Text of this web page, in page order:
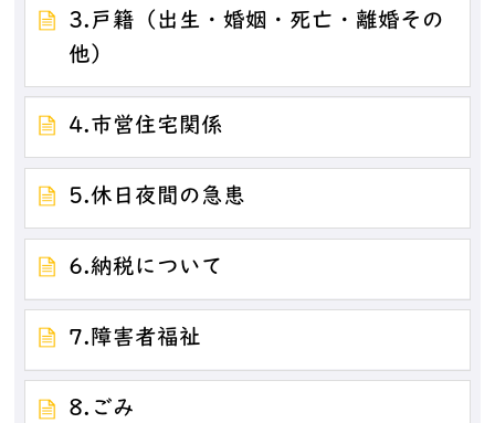
3.戸籍（出生・婚姻・死亡・離婚その
他）
4.市営住宅関係
5.休日夜間の急患
6.納税について
7.障害者福祉
8.ごみ